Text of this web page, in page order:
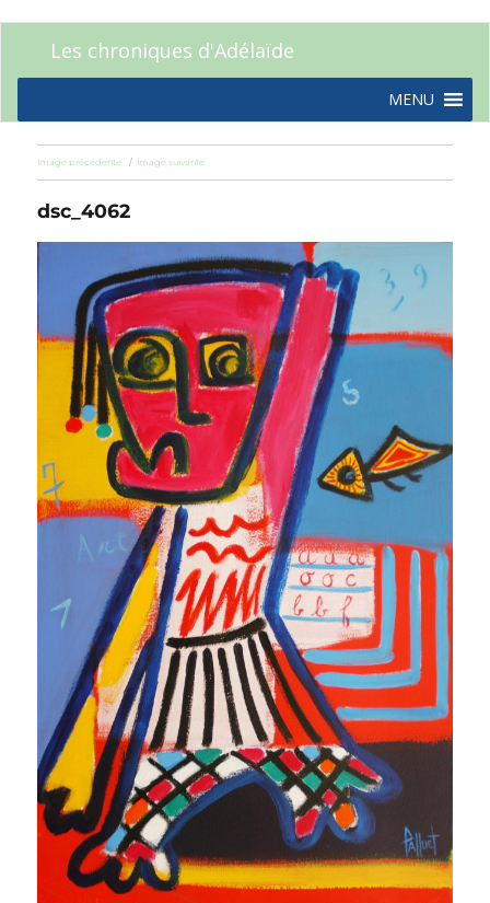
Les chroniques d'Adélaïde
MENU
Image précédente Image suivante
dsc_4062